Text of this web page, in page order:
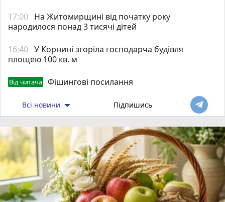
17:00 На Житомирщині від початку року
народилося понад 3 тисячі дітей
16:40 У Корнині згоріла господарча будівля
площею 100 кв. м
Від читача Фішингові посилання
Всі новини Підпишись